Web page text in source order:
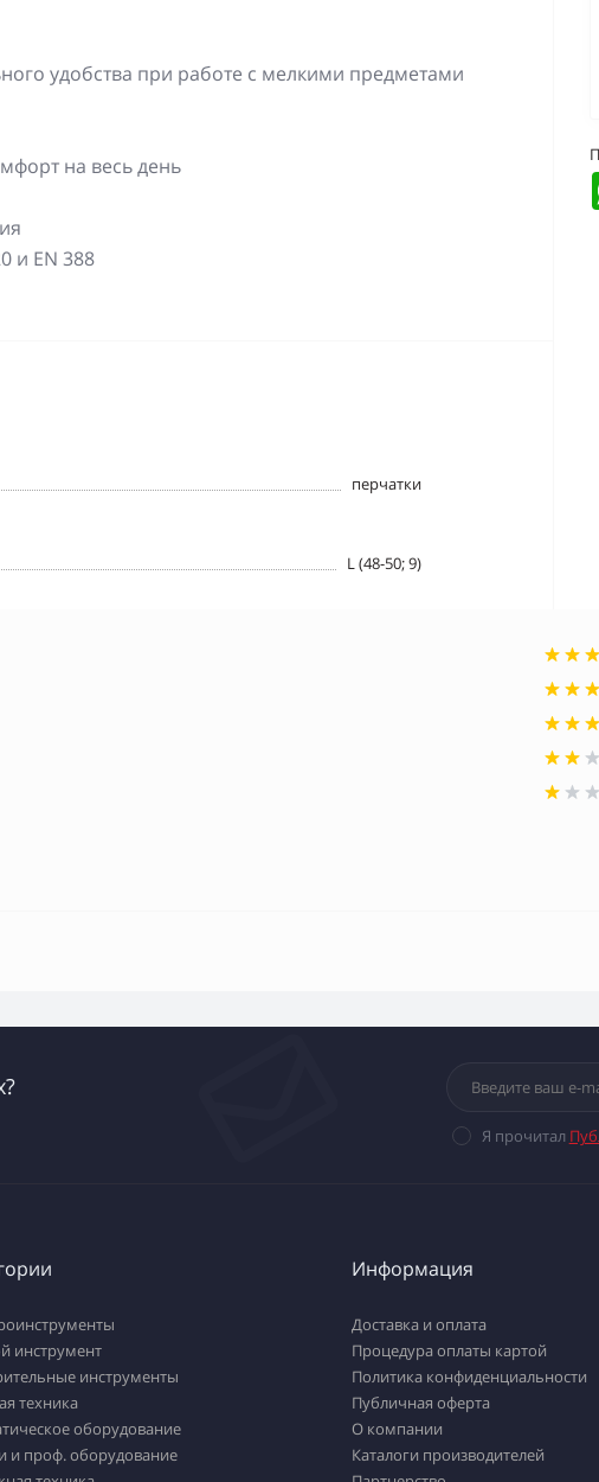
удобства при работе с мелкими предметами
на весь день
и EN 388
перчатки
L (48-50; 9)
Я прочитал
инструмент
инструменты
техника
оборудование
и проф. оборудование
Информация
Доставка и оплата
Процедура оплаты картой
Политика конфиденциальности
Публичная оферта
О компании
Каталоги производителей